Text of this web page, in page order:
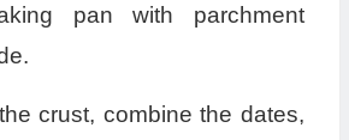
pan with parchment
crust, combine the dates,